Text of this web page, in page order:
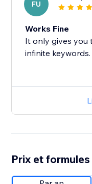
FU
Works Fine
It only gives you
infinite keywords.
Prix et formules